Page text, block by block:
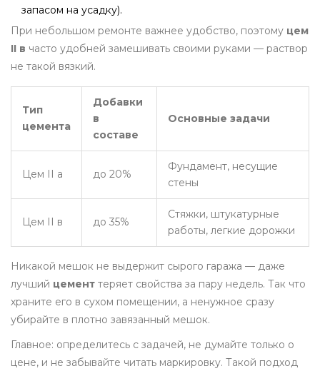
запасом на усадку).
При небольшом ремонте важнее удобство, поэтому цем
II в часто удобней замешивать своими руками — раствор
не такой вязкий.
Тип
цемента
Добавки
в
составе
Основные задачи
Цем II а до 20%
Фундамент, несущие
стены
Цем II в до 35%
Стяжки, штукатурные
работы, легкие дорожки
Никакой мешок не выдержит сырого гаража — даже
лучший цемент теряет свойства за пару недель. Так что
храните его в сухом помещении, а ненужное сразу
убирайте в плотно завязанный мешок.
Главное: определитесь с задачей, не думайте только о
цене, и не забывайте читать маркировку. Такой подход